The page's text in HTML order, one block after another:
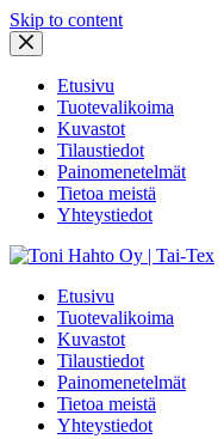
Skip to content
Etusivu
Tuotevalikoima
Kuvastot
Tilaustiedot
Painomenetelmät
Tietoa meistä
Yhteystiedot
Etusivu
Tuotevalikoima
Kuvastot
Tilaustiedot
Painomenetelmät
Tietoa meistä
Yhteystiedot